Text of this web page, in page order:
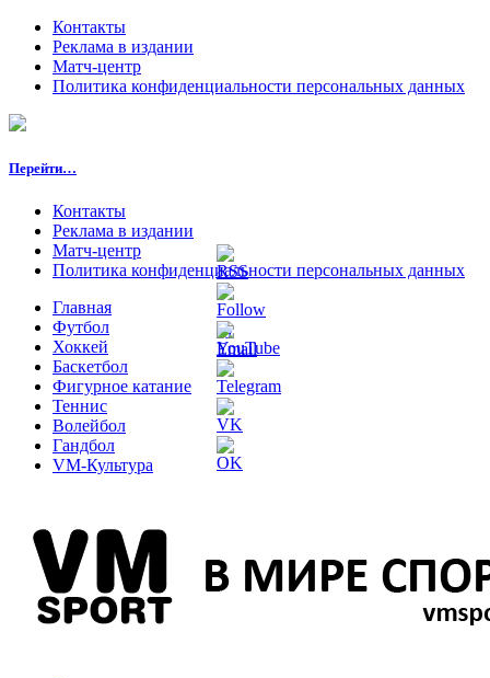
Контакты
Реклама в издании
Матч-центр
Политика конфиденциальности персональных данных
Перейти…
Контакты
Реклама в издании
Матч-центр
Политика конфиденциальности персональных данных
Главная
Футбол
Хоккей
Баскетбол
Фигурное катание
Теннис
Волейбол
Гандбол
VM-Культура